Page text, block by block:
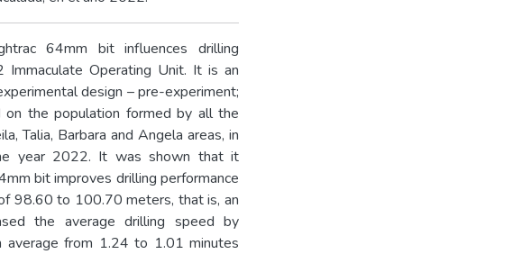
64mm bit influences drilling
Operating Unit. It is an
design – pre-experiment;
the population formed by all the
Talia, Barbara and Angela areas, in
year 2022. It was shown that it
bit improves drilling performance
98.60 to 100.70 meters, that is, an
the average drilling speed by
average from 1.24 to 1.01 minutes